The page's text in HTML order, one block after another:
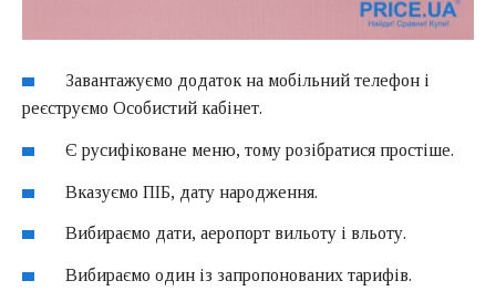
Завантажуємо додаток на мобільний телефон і
реєструємо Особистий кабінет.
Є русифіковане меню, тому розібратися простіше.
Вказуємо ПІБ, дату народження.
Вибираємо дати, аеропорт вильоту і вльоту.
Вибираємо один із запропонованих тарифів.